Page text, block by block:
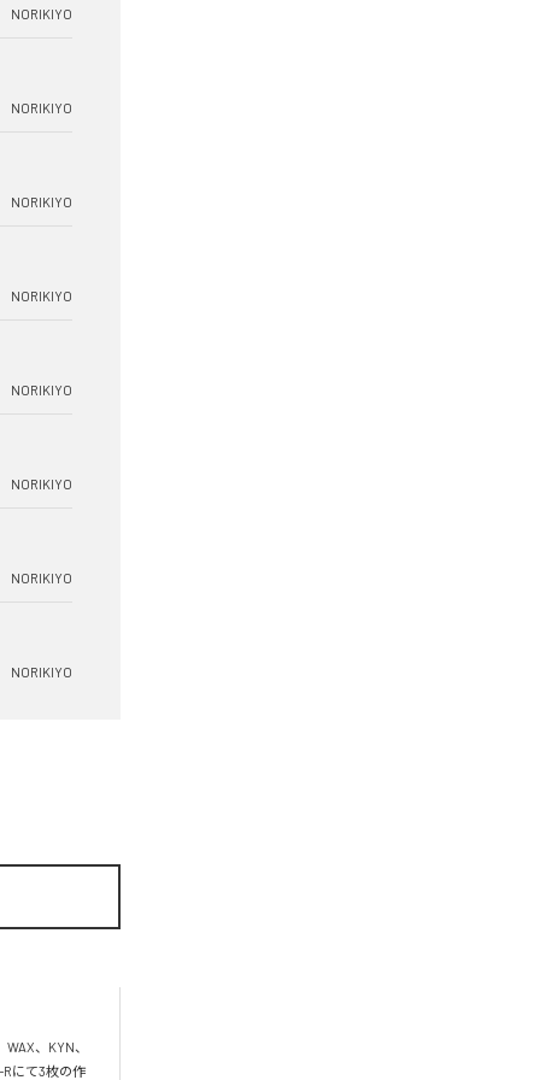
NORIKIYO
NORIKIYO
NORIKIYO
NORIKIYO
NORIKIYO
NORIKIYO
NORIKIYO
NORIKIYO
、KYN、
Rにて3枚の作